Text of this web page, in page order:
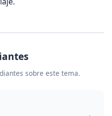
sobre este tema.